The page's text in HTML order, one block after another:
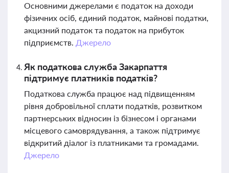
Основними джерелами є податок на доходи
фізичних осіб, єдиний податок, майнові податки,
акцизний податок та податок на прибуток
підприємств. Джерело
Як податкова служба Закарпаття
підтримує платників податків?
Податкова служба працює над підвищенням
рівня добровільної сплати податків, розвитком
партнерських відносин із бізнесом і органами
місцевого самоврядування, а також підтримує
відкритий діалог із платниками та громадами.
Джерело